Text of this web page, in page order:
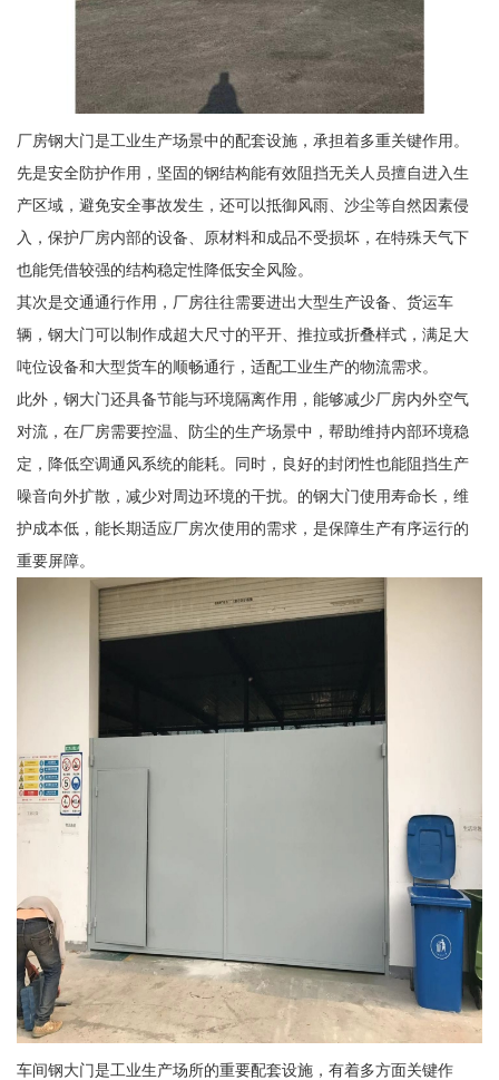
厂房钢大门是工业生产场景中的配套设施，承担着多重关键作用。
先是安全防护作用，坚固的钢结构能有效阻挡无关人员擅自进入生
产区域，避免安全事故发生，还可以抵御风雨、沙尘等自然因素侵
入，保护厂房内部的设备、原材料和成品不受损坏，在特殊天气下
也能凭借较强的结构稳定性降低安全风险。
其次是交通通行作用，厂房往往需要进出大型生产设备、货运车
辆，钢大门可以制作成超大尺寸的平开、推拉或折叠样式，满足大
吨位设备和大型货车的顺畅通行，适配工业生产的物流需求。
此外，钢大门还具备节能与环境隔离作用，能够减少厂房内外空气
对流，在厂房需要控温、防尘的生产场景中，帮助维持内部环境稳
定，降低空调通风系统的能耗。同时，良好的封闭性也能阻挡生产
噪音向外扩散，减少对周边环境的干扰。的钢大门使用寿命长，维
护成本低，能长期适应厂房次使用的需求，是保障生产有序运行的
重要屏障。
车间钢大门是工业生产场所的重要配套设施，有着多方面关键作